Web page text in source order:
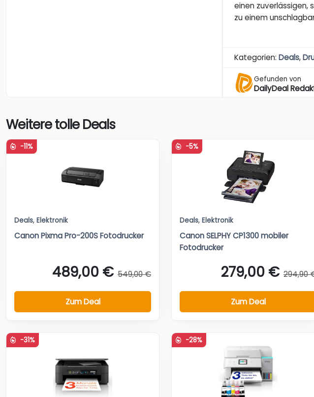
einen zuverlässigen,
zu einem
Kategorien:Deals,
Gefunden von
DailyDeal
Weitere tolle Deals
-11%
Deals, Elektronik
Canon Pixma Pro-200S Fotodrucker
489,00 € 549,00 €
Zum Deal
-5%
Deals, Elektronik
Canon SELPHY CP1300 mobiler
Fotodrucker
279,00 € 294,90
Zum Deal
-31% -28%